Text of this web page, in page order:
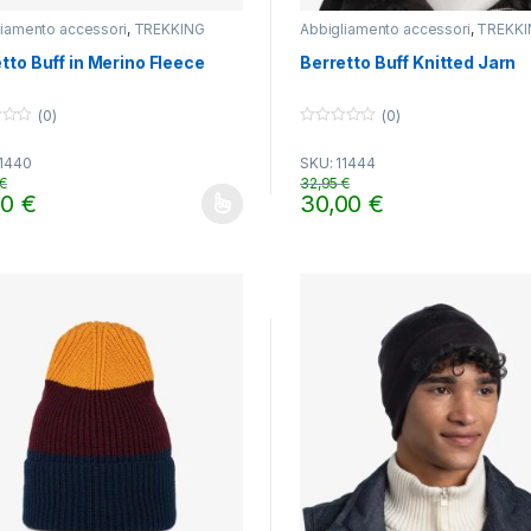
accessori, TREKKING
Buff in Merino Fleece
(0)
€
€
prodotto ha più varianti. Le opzioni possono essere scelte nella
Abbigliamento accessori,
Berretto Buff Knitted Jarn
u
t
o
f
(0)
SKU: 11444
30,00€
32,95€
Questo prodotto ha più